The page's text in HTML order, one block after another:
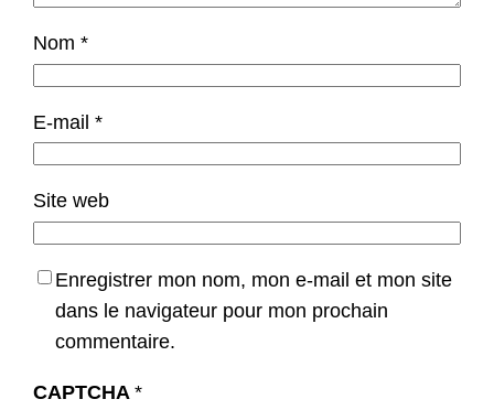
Nom*
E-mail*
Site web
Enregistrer mon nom, mon e-mail et mon site
dans le navigateur pour mon prochain
commentaire.
CAPTCHA*